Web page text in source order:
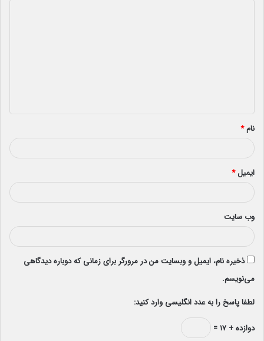
*
نام*
ایمیل*
وب‌ سایت
ذخیره نام، ایمیل و وبسایت من در مرورگر برای زمانی که دوباره دیدگاهی
می‌نویسم.
لطفا پاسخ را به عدد انگلیسی وارد کنید:
دوازده + ۱۷ =